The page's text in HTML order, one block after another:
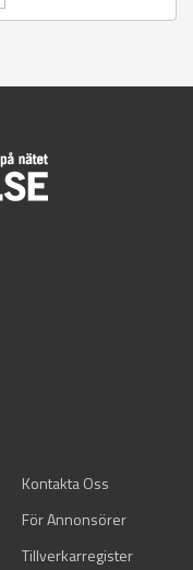
Kontakta Oss
För Annonsörer
Tillverkarregister